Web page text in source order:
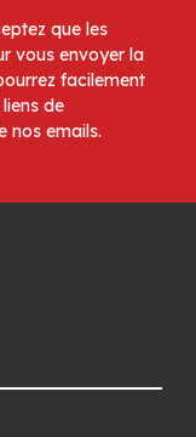
que les
vous envoyer la
facilement
de
nos emails.